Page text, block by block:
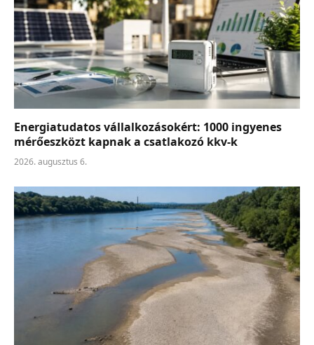
Energiatudatos vállalkozásokért: 1000 ingyenes
mérőeszközt kapnak a csatlakozó kkv-k
2026. augusztus 6.